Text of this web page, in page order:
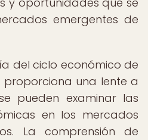
emergentes de
del ciclo económico de
proporciona una lente a
pueden examinar las
en los mercados
La comprensión de